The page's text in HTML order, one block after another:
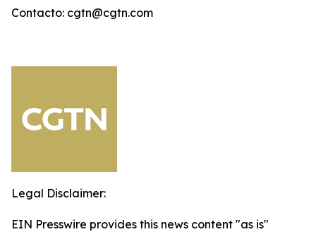
Contacto: cgtn@cgtn.com
Legal Disclaimer:
EIN Presswire provides this news content "as is"